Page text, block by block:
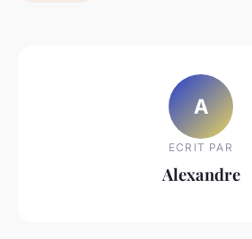
A
ECRIT PAR
Alexandre